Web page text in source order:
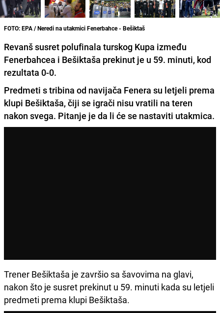
FOTO: EPA / Neredi na utakmici Fenerbahce - Bešiktaš
Revanš susret polufinala turskog Kupa između
Fenerbahcea i Bešiktaša prekinut je u 59. minuti, kod
rezultata 0-0.
Predmeti s tribina od navijača Fenera su letjeli prema
klupi Bešiktaša, čiji se igrači nisu vratili na teren
nakon svega. Pitanje je da li će se nastaviti utakmica.
Trener Bešiktaša je završio sa šavovima na glavi,
nakon što je susret prekinut u 59. minuti kada su letjeli
predmeti prema klupi Bešiktaša.